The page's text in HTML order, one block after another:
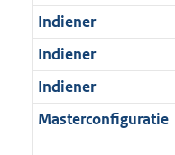
Indiener
Indiener
Indiener
Masterconfiguratie